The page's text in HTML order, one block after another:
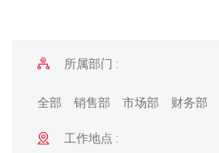
所属部门 :
全部 销售部 市场部 财务部
工作地点 :